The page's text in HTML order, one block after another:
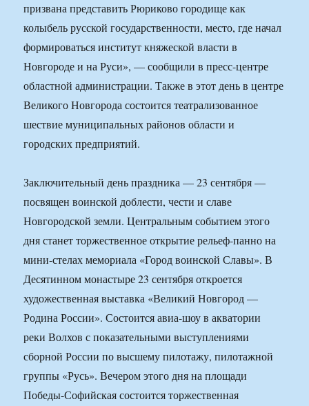
призвана представить Рюриково городище как
колыбель русской государственности, место, где начал
формироваться институт княжеской власти в
Новгороде и на Руси», — сообщили в пресс-центре
областной администрации. Также в этот день в центре
Великого Новгорода состоится театрализованное
шествие муниципальных районов области и
городских предприятий.
Заключительный день праздника — 23 сентября —
посвящен воинской доблести, чести и славе
Новгородской земли. Центральным событием этого
дня станет торжественное открытие рельеф-панно на
мини-стелах мемориала «Город воинской Славы». В
Десятинном монастыре 23 сентября откроется
художественная выставка «Великий Новгород —
Родина России». Состоится авиа-шоу в акватории
реки Волхов с показательными выступлениями
сборной России по высшему пилотажу, пилотажной
группы «Русь». Вечером этого дня на площади
Победы-Софийская состоится торжественная